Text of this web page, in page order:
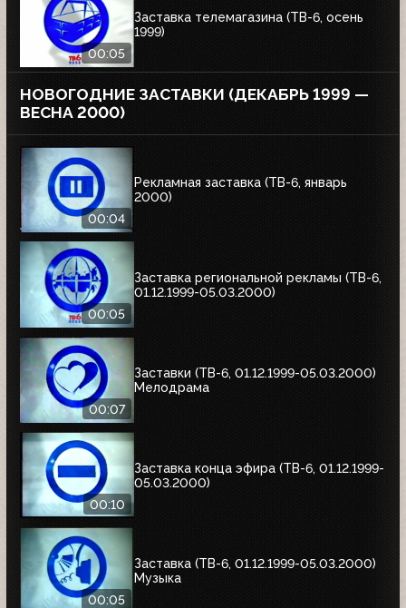
00:05
Заставка телемагазина (ТВ-6, осень
1999)
НОВОГОДНИЕ ЗАСТАВКИ (ДЕКАБРЬ 1999 —
ВЕСНА 2000)
00:04
Рекламная заставка (ТВ-6, январь
2000)
00:05
Заставка региональной рекламы (ТВ-6,
01.12.1999-05.03.2000)
00:07
Заставки (ТВ-6, 01.12.1999-05.03.2000)
Мелодрама
00:10
Заставка конца эфира (ТВ-6, 01.12.1999-
05.03.2000)
00:05
Заставка (ТВ-6, 01.12.1999-05.03.2000)
Музыка